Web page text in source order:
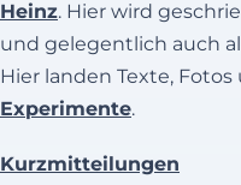
Heinz. Hier wird
und gelegentlich auch
Hier landen Texte,
Experimente.
Kurzmitteilungen